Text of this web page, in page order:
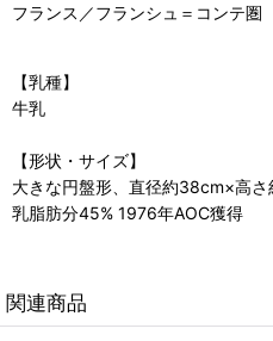
フランス／フランシュ＝コンテ圏
【乳種】
牛乳
【形状・サイズ】
大きな円盤形、直径約38cm×高
乳脂肪分45% 1976年AOC獲得
関連商品